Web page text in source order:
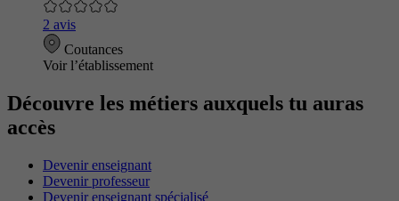
2 avis
Coutances
Voir l’établissement
Découvre les métiers auxquels tu auras
accès
Devenir enseignant
Devenir professeur
Devenir enseignant spécialisé